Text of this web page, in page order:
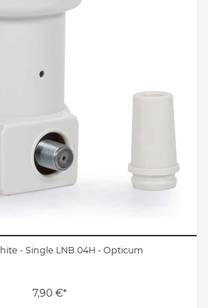
- Single LNB 04H - Opticum
7,90 €*